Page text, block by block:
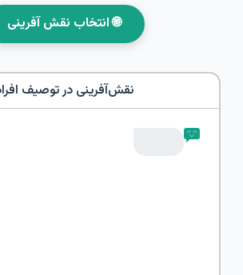
نقش‌آفرینی‌های مکالمه انگلیسی که بر توصیف
می‌توانید تمرین کرده و در مکالمات واقعی
باشید. آیا آماده‌اید که یاد بگیرید چگونه افراد را
توصیف کنید و تمرین مکالمه توصیفی خود را به
🌐 انتخاب نقش آفرینی
نقش‌آفرینی درتوصیف